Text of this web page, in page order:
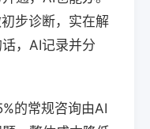
步诊断，实在解
，AI记录并分
的常规咨询由AI